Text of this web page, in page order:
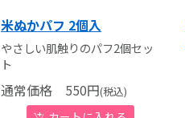
米ぬかパフ 2個入
やさしい肌触りのパフ2個セッ
ト
通常価格 550円(税込)